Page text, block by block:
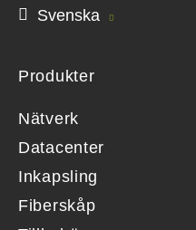
Svenska
Produkter
Nätverk
Datacenter
Inkapsling
Fiberskåp